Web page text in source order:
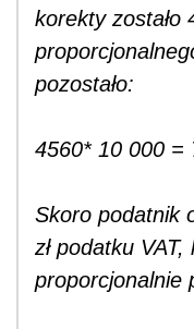
korekty zostało
pozostało:
4560* 10 000 =
Skoro podatnik
zł podatku
proporcjonalnie